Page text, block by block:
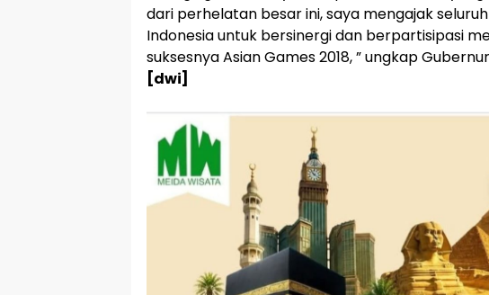
dari perhelatan besar ini, saya mengajak
Indonesia untuk bersinergi dan berpartisipasi
suksesnya Asian Games 2018, ” ungkap
[dwi]